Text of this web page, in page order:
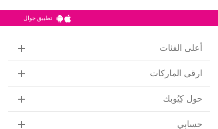
تطبيق جوال
أعلى الفئات
ارقى الماركات
حول كِيُوبك
حسابي